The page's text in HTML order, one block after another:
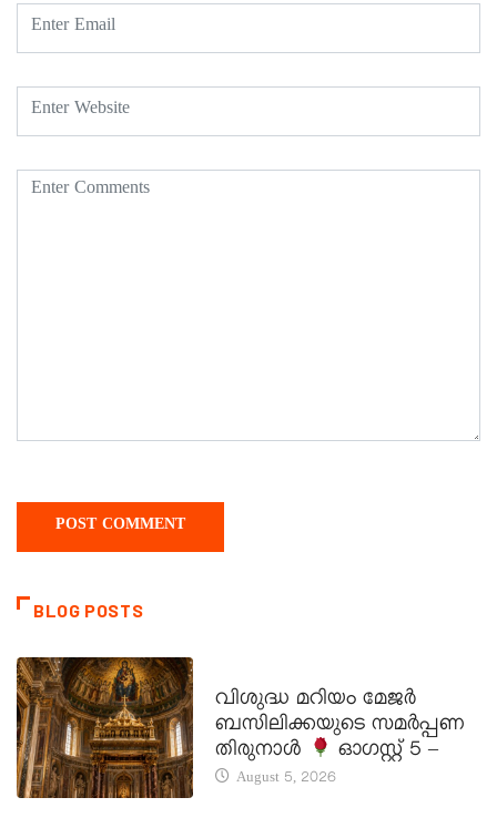
BLOG POSTS
വിശുദ്ധ മറിയം മേജർ
ബസിലിക്കയുടെ സമർപ്പണ
തിരുനാൾ
ഓഗസ്റ്റ് 5 –
August 5, 2026